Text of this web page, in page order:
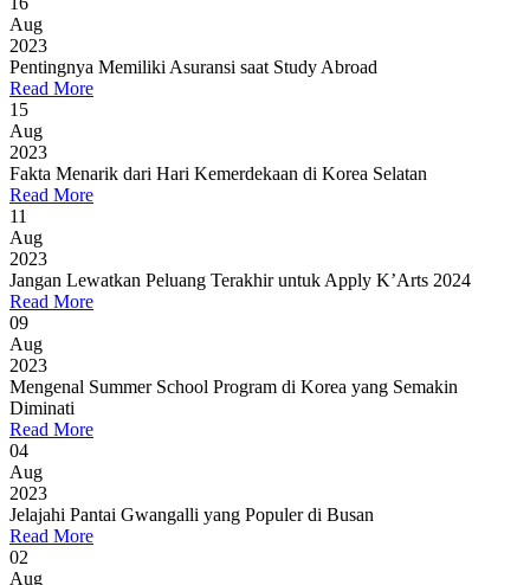
Aug
2023
Pentingnya Memiliki Asuransi saat Study Abroad
Read More
15
Aug
2023
Fakta Menarik dari Hari Kemerdekaan di Korea Selatan
Read More
11
Aug
2023
Jangan Lewatkan Peluang Terakhir untuk Apply K’Arts 2024
Read More
09
Aug
2023
Mengenal Summer School Program di Korea yang Semakin
Diminati
Read More
04
Aug
2023
Jelajahi Pantai Gwangalli yang Populer di Busan
Read More
02
Aug